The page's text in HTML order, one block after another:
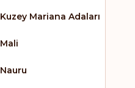
Kuzey Mariana Adaları
Mali
Nauru